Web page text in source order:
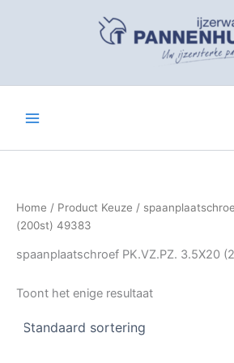
Home / Product Keuze /
(200st) 49383
spaanplaatschroef PK.VZ.PZ. 3.5X20
Toont het enige resultaat